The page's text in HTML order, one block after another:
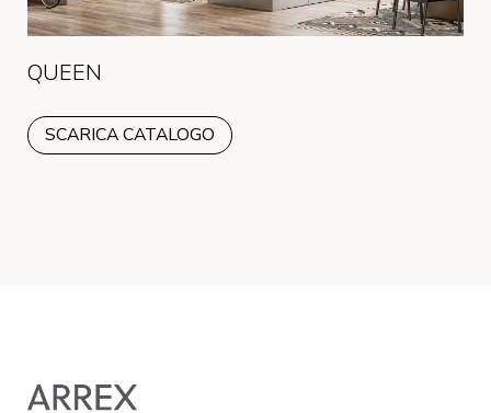
QUEEN
SCARICA CATALOGO